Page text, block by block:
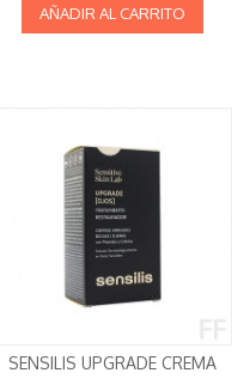
AÑADIR AL CARRITO
SENSILIS UPGRADE CREMA